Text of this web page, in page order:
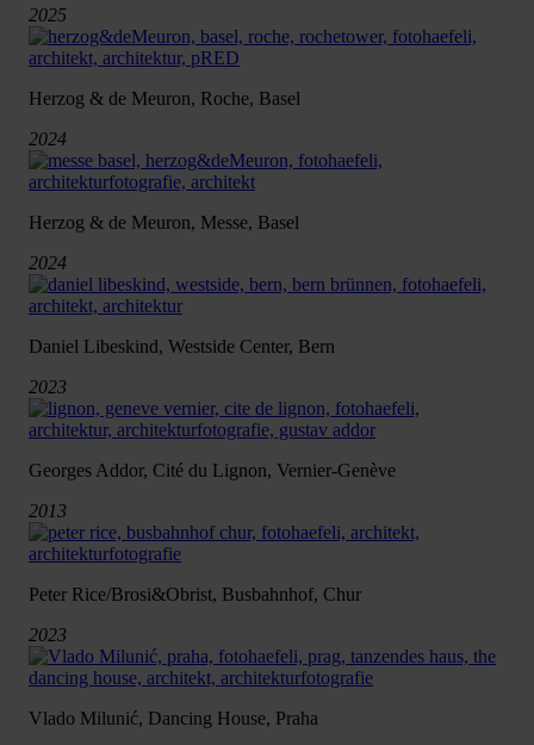
2025
Herzog & de Meuron, Roche, Basel
2024
Herzog & de Meuron, Messe, Basel
2024
Daniel Libeskind, Westside Center, Bern
2023
Georges Addor, Cité du Lignon, Vernier-Genève
2013
Peter Rice/Brosi&Obrist, Busbahnhof, Chur
2023
Vlado Milunić, Dancing House, Praha